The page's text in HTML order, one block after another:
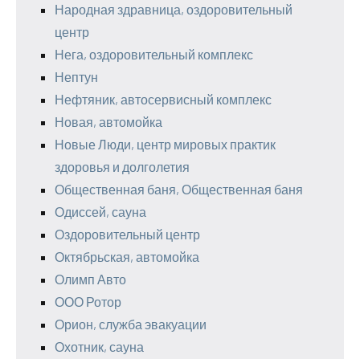
Народная здравница, оздоровительный
центр
Нега, оздоровительный комплекс
Нептун
Нефтяник, автосервисный комплекс
Новая, автомойка
Новые Люди, центр мировых практик
здоровья и долголетия
Общественная баня, Общественная баня
Одиссей, сауна
Оздоровительный центр
Октябрьская, автомойка
Олимп Авто
ООО Ротор
Орион, служба эвакуации
Охотник, сауна